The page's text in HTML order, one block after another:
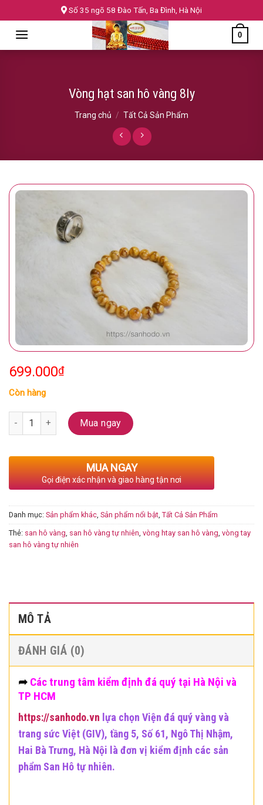
to
content
Số 35 ngõ 58 Đào Tấn, Ba Đình, Hà Nội
0
Vòng hạt san hô vàng 8ly
Trang chủ / Tất Cả Sản Phẩm
699.000₫
Còn hàng
Số lượng Mua ngay
MUA NGAY
Gọi điện xác nhận và giao hàng tận nơi
Danh mục: Sản phẩm khác, Sản phẩm nổi bật, Tất Cả Sản Phẩm
Thẻ: san hô vàng, san hô vàng tự nhiên, vòng htay san hô vàng, vòng tay
san hô vàng tự nhiên
MÔ TẢ
ĐÁNH GIÁ (0)
➦ Các trung tâm kiểm định đá quý tại Hà Nội và
TP HCM
https://sanhodo.vn lựa chọn Viện đá quý vàng và
trang sức Việt (GIV), tầng 5, Số 61, Ngô Thị Nhậm,
Hai Bà Trưng, Hà Nội là đơn vị kiểm định các sản
phẩm San Hô tự nhiên.